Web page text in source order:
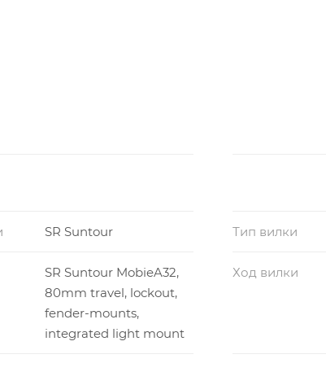
SR Suntour Тип вилки
SR Suntour MobieA32,
80mm travel, lockout,
fender-mounts,
integrated light mount
Ход вилки